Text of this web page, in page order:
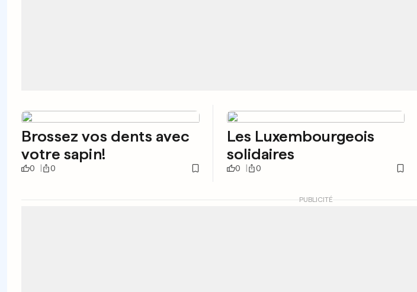
Brossez vos dents avec
votre sapin!
0 0
Les Luxembourgeois
solidaires
0 0
PUBLICITÉ